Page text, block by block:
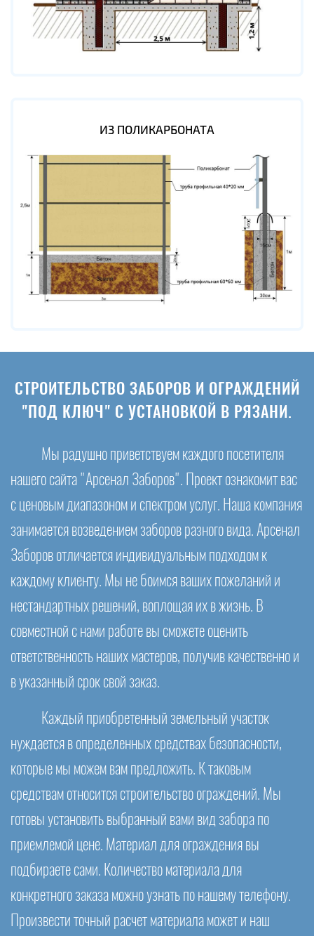
ИЗ ПОЛИКАРБОНАТА
СТРОИТЕЛЬСТВО ЗАБОРОВ И ОГРАЖДЕНИЙ
"ПОД КЛЮЧ" С УСТАНОВКОЙ В РЯЗАНИ.
Мы радушно приветствуем каждого посетителя
нашего сайта "Арсенал Заборов". Проект ознакомит вас
с ценовым диапазоном и спектром услуг. Наша компания
занимается возведением заборов разного вида. Арсенал
Заборов отличается индивидуальным подходом к
каждому клиенту. Мы не боимся ваших пожеланий и
нестандартных решений, воплощая их в жизнь. В
совместной с нами работе вы сможете оценить
ответственность наших мастеров, получив качественно и
в указанный срок свой заказ.
Каждый приобретенный земельный участок
нуждается в определенных средствах безопасности,
которые мы можем вам предложить. К таковым
средствам относится строительство ограждений. Мы
готовы установить выбранный вами вид забора по
приемлемой цене. Материал для ограждения вы
подбираете сами. Количество материала для
конкретного заказа можно узнать по нашему телефону.
Произвести точный расчет материала может и наш